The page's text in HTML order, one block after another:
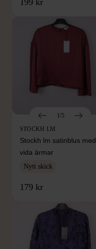
199 kr
1/5
STOCKH LM
Stockh lm satinblus med
vida ärmar
Nytt skick
179 kr